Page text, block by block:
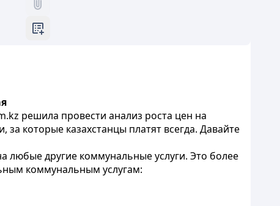
решила провести анализ роста цен на
которые казахстанцы платят всегда. Давайте
любые другие коммунальные услуги. Это более
коммунальным услугам: